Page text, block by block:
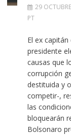
29
PT
El ex
presidente
causas que
corrupción
destituida y
competir-,
las
bloquearán
Bolsonaro